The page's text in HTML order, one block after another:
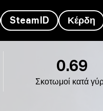
SteamID Κέρδη
Σκοτωμοί κατά
0.69